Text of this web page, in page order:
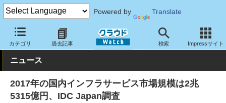
Powered by Translate
カテゴリ 過去記事 検索 Impressサイト
クラウド Watch トピック 調査・予測
ニュース
2017年の国内インフラサービス市場規模は2兆
5315億円、IDC Japan調査